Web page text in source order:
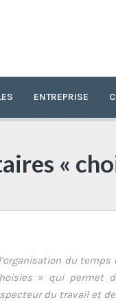
ENTREPRISE
«
du
» qui permet
du travail et